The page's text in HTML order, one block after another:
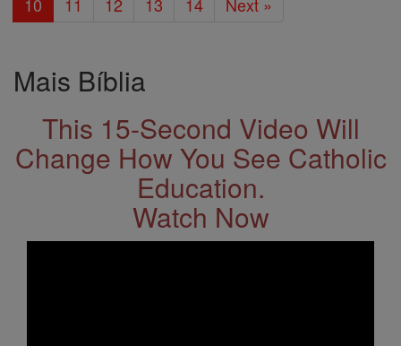
Mais Bíblia
This 15-Second Video Will
Change How You See Catholic
Education.
Watch Now